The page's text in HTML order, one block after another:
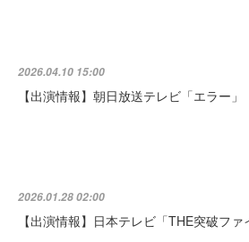
2026.04.10 15:00
【出演情報】朝日放送テレビ「エラー」
2026.01.28 02:00
【出演情報】日本テレビ「THE突破ファ